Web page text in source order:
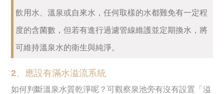
飲用水、溫泉或自來水，任何取樣的水都難免有一定程
度的含菌數，但若有進行過濾管線維護並定期換水，將
可維持溫泉水的衛生與純淨。
2、應設有滿水溢流系統
如何判斷溫泉水質乾淨呢？可觀察泉池旁有沒有設置「溢